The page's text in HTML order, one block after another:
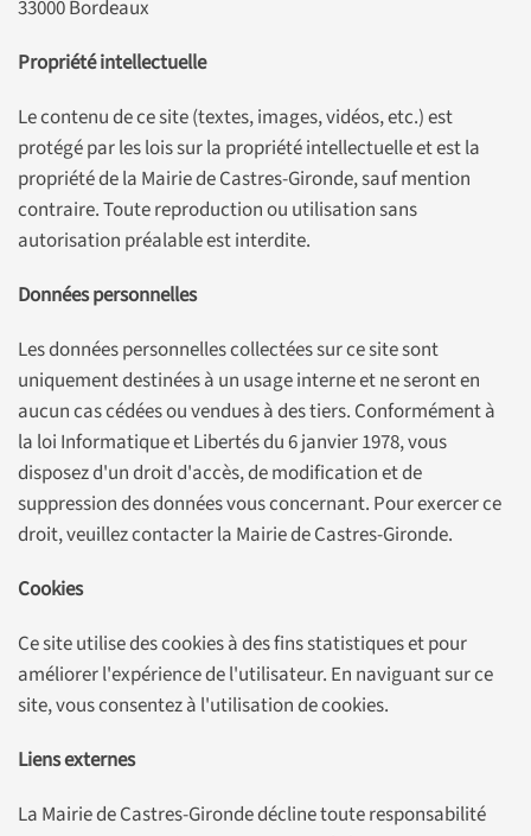
33000 Bordeaux
Propriété intellectuelle
Le contenu de ce site (textes, images, vidéos, etc.) est
protégé par les lois sur la propriété intellectuelle et est la
propriété de la Mairie de Castres-Gironde, sauf mention
contraire. Toute reproduction ou utilisation sans
autorisation préalable est interdite.
Données personnelles
Les données personnelles collectées sur ce site sont
uniquement destinées à un usage interne et ne seront en
aucun cas cédées ou vendues à des tiers. Conformément à
la loi Informatique et Libertés du 6 janvier 1978, vous
disposez d'un droit d'accès, de modification et de
suppression des données vous concernant. Pour exercer ce
droit, veuillez contacter la Mairie de Castres-Gironde.
Cookies
Ce site utilise des cookies à des fins statistiques et pour
améliorer l'expérience de l'utilisateur. En naviguant sur ce
site, vous consentez à l'utilisation de cookies.
Liens externes
La Mairie de Castres-Gironde décline toute responsabilité